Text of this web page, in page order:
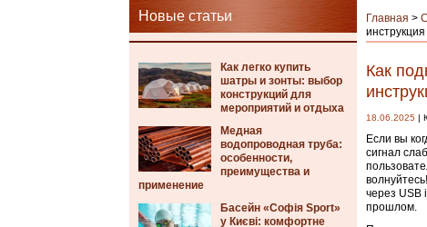
Новые статьи
Как легко купить
шатры и зонты: выбор
конструкций для
мероприятий и отдыха
Медная
водопроводная труба:
особенности,
преимущества и
применение
Басейн «Софія Sport»
у Києві: комфортне
Главная >
Как
18.06.2025 |
Если вы
сигнал
через USB
прошлом.